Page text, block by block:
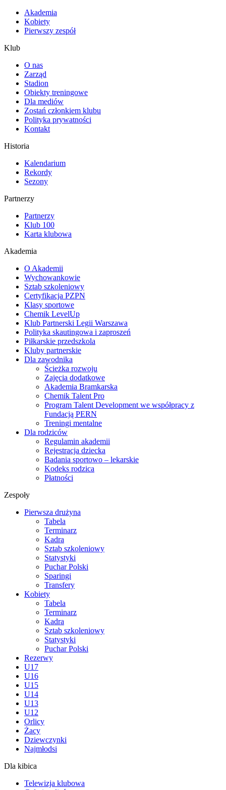
Akademia
Kobiety
Pierwszy zespół
Klub
O nas
Zarząd
Stadion
Obiekty treningowe
Dla mediów
Zostań członkiem klubu
Polityka prywatności
Kontakt
Historia
Kalendarium
Rekordy
Sezony
Partnerzy
Partnerzy
Klub 100
Karta klubowa
Akademia
O Akademii
Wychowankowie
Sztab szkoleniowy
Certyfikacja PZPN
Klasy sportowe
Chemik LevelUp
Klub Partnerski Legii Warszawa
Polityka skautingowa i zaproszeń
Piłkarskie przedszkola
Kluby partnerskie
Dla zawodnika
Ścieżka rozwoju
Zajęcia dodatkowe
Akademia Bramkarska
Chemik Talent Pro
Program Talent Development we współpracy z
Fundacją PERN
Treningi mentalne
Dla rodziców
Regulamin akademii
Rejestracja dziecka
Badania sportowo – lekarskie
Kodeks rodzica
Płatności
Zespoły
Pierwsza drużyna
Tabela
Terminarz
Kadra
Sztab szkoleniowy
Statystyki
Puchar Polski
Sparingi
Transfery
Kobiety
Tabela
Terminarz
Kadra
Sztab szkoleniowy
Statystyki
Puchar Polski
Rezerwy
U17
U16
U15
U14
U13
U12
Orlicy
Żacy
Dziewczynki
Najmłodsi
Dla kibica
Telewizja klubowa